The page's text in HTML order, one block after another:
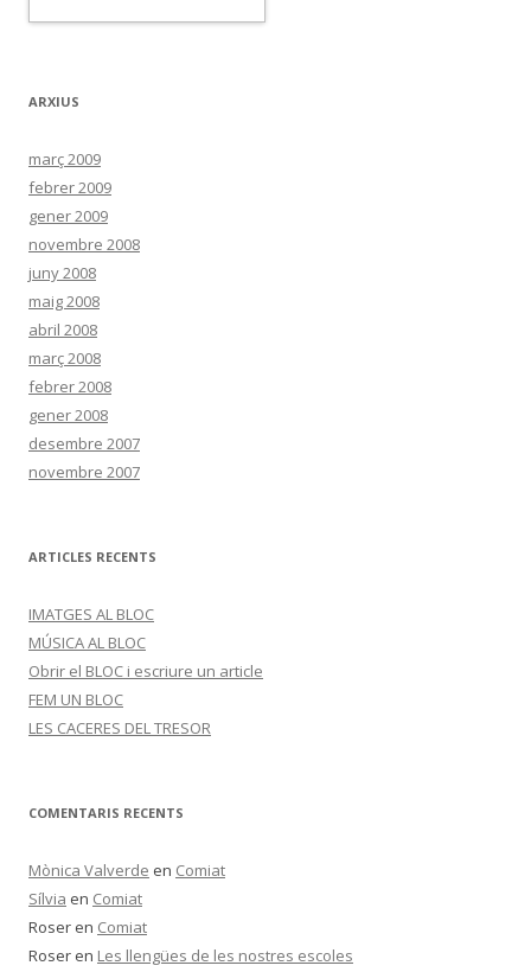
ARXIUS
març 2009
febrer 2009
gener 2009
novembre 2008
juny 2008
maig 2008
abril 2008
març 2008
febrer 2008
gener 2008
desembre 2007
novembre 2007
ARTICLES RECENTS
IMATGES AL BLOC
MÚSICA AL BLOC
Obrir el BLOC i escriure un article
FEM UN BLOC
LES CACERES DEL TRESOR
COMENTARIS RECENTS
Mònica Valverde en Comiat
Sílvia en Comiat
Roser en Comiat
Roser en Les llengües de les nostres escoles